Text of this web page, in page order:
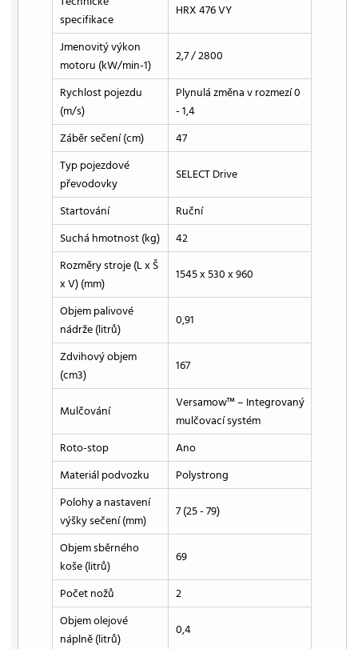
specifikace
HRX 476 VY
Jmenovitý výkon
motoru (kW/min-1)
2,7 / 2800
Rychlost pojezdu
(m/s)
Plynulá změna v rozmezí 0
- 1,4
Záběr sečení (cm)
47
Typ pojezdové
převodovky
SELECT Drive
Startování
Ruční
Suchá hmotnost (kg)
42
Rozměry stroje (L x Š
x V) (mm)
1545 x 530 x 960
Objem palivové
nádrže (litrů)
0,91
Zdvihový objem
(cm3)
167
Mulčování
Versamow™ – Integrovaný
mulčovací systém
Roto-stop
Ano
Materiál podvozku
Polystrong
Polohy a nastavení
výšky sečení (mm)
7 (25 - 79)
Objem sběrného
koše (litrů)
69
Počet nožů
2
Objem olejové
náplně (litrů)
0,4